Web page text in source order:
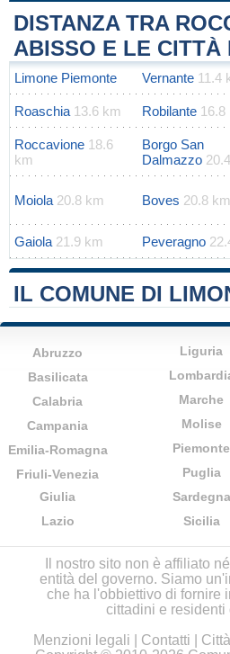
+
−
DISTANZA TRA
ABISSO E LE CITTÀ
Limone Piemonte Vernante 11.4
Roaschia 13.6 km Robilante 16.8
Roccavione 18.6
km
Borgo San
Dalmazzo
Moiola 20.8 km Boves 20.8 km
Gaiola 21.9 km Peveragno
IL COMUNE DI
Abruzzo
Basilicata
Calabria
Campania
Emilia-Romagna
Friuli-Venezia
Giulia
Lazio
Liguria
Marche
Molise
Piemonte
Puglia
Sardegna
Sicilia
Il nostro sito non è affiliato
entità del governo. Siamo
che ha l'obbiettivo di fornire
cittadini e residenti
Menzioni legali
Contatti